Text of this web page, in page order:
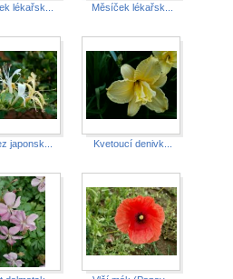
lékařsk... Měsíček lékařsk...
japonsk... Kvetoucí denivk...